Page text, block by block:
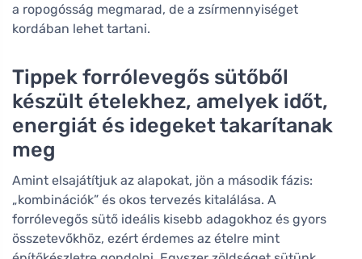
a ropogósság megmarad, de a zsírmennyiséget
kordában lehet tartani.
Tippek forrólevegős sütőből
készült ételekhez, amelyek időt,
energiát és idegeket takarítanak
meg
Amint elsajátítjuk az alapokat, jön a második fázis:
„kombinációk” és okos tervezés kitalálása. A
forrólevegős sütő ideális kisebb adagokhoz és gyors
összetevőkhöz, ezért érdemes az ételre mint